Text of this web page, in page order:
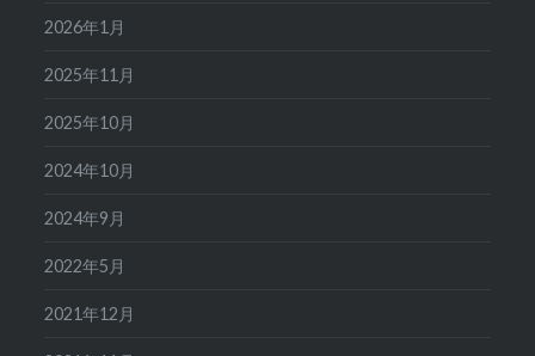
2026年1月
2025年11月
2025年10月
2024年10月
2024年9月
2022年5月
2021年12月